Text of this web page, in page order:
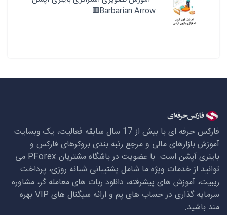
Barbarian Arrow🟥
فارکس حرفه ای با بیش از 17 سال سابقه فعالیت، یک وبسایت
آموزش بازارهای مالی و مرجع رتبه بندی بروکرهای فارکس و
باینری آپشن است. با عضویت در باشگاه مشتریان PForex می
توانید از خدمات ویژه ما شامل پشتیبانی شبانه روزی، پرداخت
ریبیت، آموزش های پیشرفته، دانلود ربات های معامله گر، مشاوره
سرمایه گذاری در حساب های پم و ارائه سیگنال های VIPبهره
مند باشید.